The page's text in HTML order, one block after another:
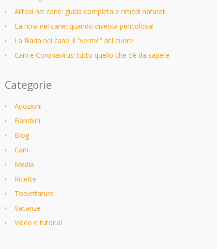
Alitosi nel cane: guida completa e rimedi naturali
La noia nel cane: quando diventa pericolosa!
La filaria nel cane: il “verme” del cuore
Cani e Coronavirus: tutto quello che c’è da sapere
Categorie
Adozioni
Bambini
Blog
Cani
Media
Ricette
Toelettatura
Vacanze
Video e tutorial